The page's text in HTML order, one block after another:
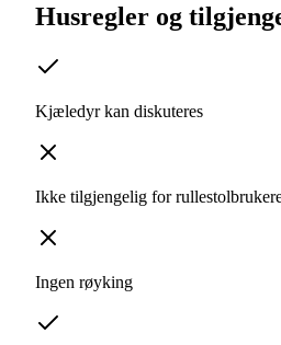
Husregler og
Kjæledyr kan diskuteres
Ikke tilgjengelig for
Ingen røyking